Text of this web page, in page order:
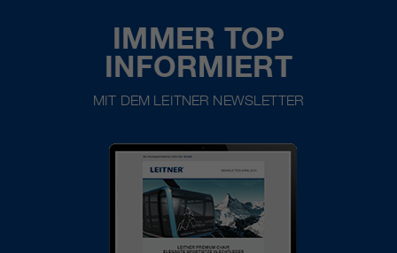
IMMER TOP
INFORMIERT
MIT DEM LEITNER NEWSLETTER